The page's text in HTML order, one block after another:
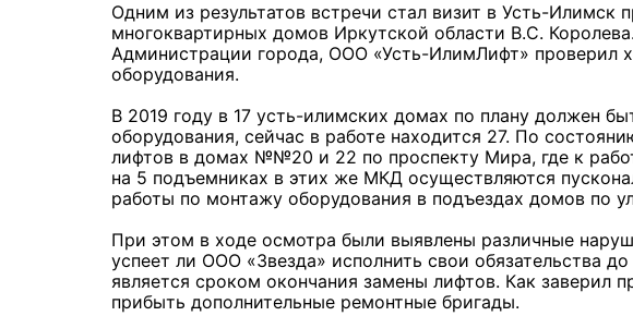
Одним из результатов встречи стал визит в Усть-Илимск
многоквартирных домов Иркутской области В.С.
Администрации города, ООО «Усть-ИлимЛифт» проверил
оборудования.
В 2019 году в 17 усть-илимских домах по плану должен
оборудования, сейчас в работе находится 27. По
лифтов в домах №№20 и 22 по проспекту Мира, где к
на 5 подъемниках в этих же МКД осуществляются
работы по монтажу оборудования в подъездах домов по
При этом в ходе осмотра были выявлены различные
успеет ли ООО «Звезда» исполнить свои обязательства
является сроком окончания замены лифтов. Как заверил
прибыть дополнительные ремонтные бригады.